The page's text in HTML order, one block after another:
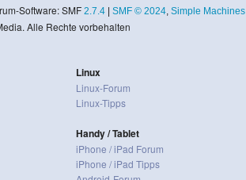
Software: SMF 2.7.4| SMF © 2024, Simple Machines
Alle Rechte vorbehalten
Linux
Linux-Forum
Linux-Tipps
Handy / Tablet
iPhone / iPad Forum
iPhone / iPad Tipps